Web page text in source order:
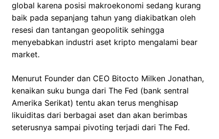
global karena posisi makroekonomi sedang kurang
baik pada sepanjang tahun yang diakibatkan oleh
resesi dan tantangan geopolitik sehingga
menyebabkan industri aset kripto mengalami bear
market.
Menurut Founder dan CEO Bitocto Milken Jonathan,
kenaikan suku bunga dari The Fed (bank sentral
Amerika Serikat) tentu akan terus menghisap
likuiditas dari berbagai aset dan akan berimbas
seterusnya sampai pivoting terjadi dari The Fed.